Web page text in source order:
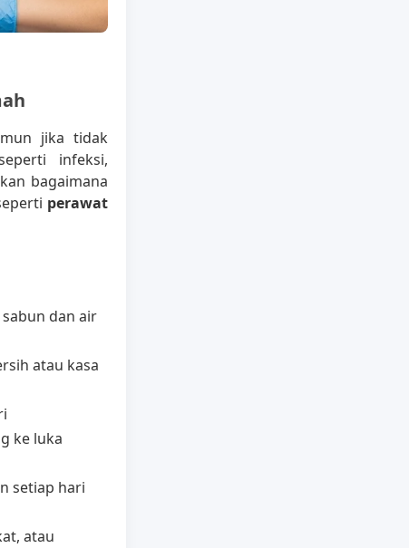
jika tidak
infeksi,
bagaimana
perawat
dan air
atau kasa
ke luka
setiap hari
atau